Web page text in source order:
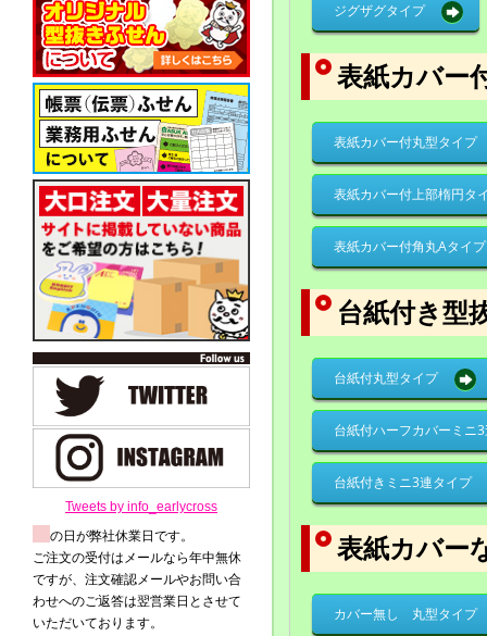
Tweets by info_earlycross
の日が弊社休業日です。
ご注文の受付はメールなら年中無休
ですが、注文確認メールやお問い合
わせへのご返答は翌営業日とさせて
いただいております。
ジグザグタイプ
表紙カバー
表紙カバー付丸型タイプ
表紙カバー付上部楕円タ
表紙カバー付角丸Aタイプ
台紙付き型
台紙付丸型タイプ
台紙付ハーフカバーミニ
台紙付きミニ3連タイプ
表紙カバー
カバー無し 丸型タイプ